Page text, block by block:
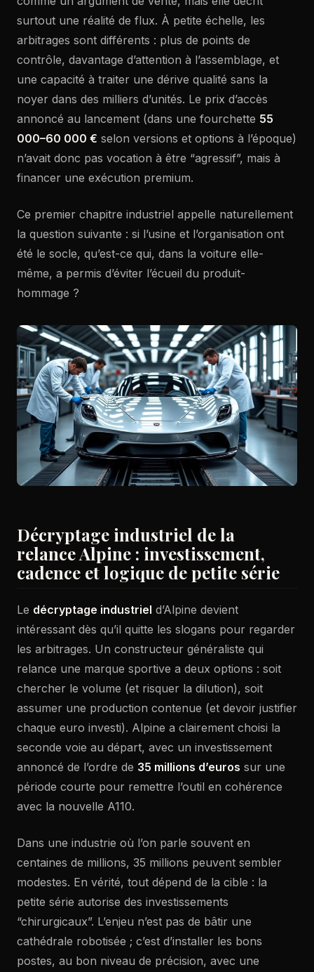
surtout une réalité de flux. À petite échelle, les
arbitrages sont différents : plus de points de
contrôle, davantage d’attention à l’assemblage, et
une capacité à traiter une dérive qualité sans la
noyer dans des milliers d’unités. Le prix d’accès
annoncé au lancement (dans une fourchette 55
000–60 000 € selon versions et options à l’époque)
n’avait donc pas vocation à être “agressif”, mais à
financer une exécution premium.
Ce premier chapitre industriel appelle naturellement
la question suivante : si l’usine et l’organisation ont
été le socle, qu’est-ce qui, dans la voiture elle-
même, a permis d’éviter l’écueil du produit-
hommage ?
Décryptage industriel de la
relance Alpine : investissement,
cadence et logique de petite série
Le décryptage industriel d’Alpine devient
intéressant dès qu’il quitte les slogans pour regarder
les arbitrages. Un constructeur généraliste qui
relance une marque sportive a deux options : soit
chercher le volume (et risquer la dilution), soit
assumer une production contenue (et devoir justifier
chaque euro investi). Alpine a clairement choisi la
seconde voie au départ, avec un investissement
annoncé de l’ordre de 35 millions d’euros sur une
période courte pour remettre l’outil en cohérence
avec la nouvelle A110.
Dans une industrie où l’on parle souvent en
centaines de millions, 35 millions peuvent sembler
modestes. En vérité, tout dépend de la cible : la
petite série autorise des investissements
“chirurgicaux”. L’enjeu n’est pas de bâtir une
cathédrale robotisée ; c’est d’installer les bons
postes, au bon niveau de précision, avec une